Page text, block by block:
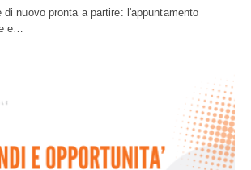
nuovo pronta a partire: l'appuntamento
e…